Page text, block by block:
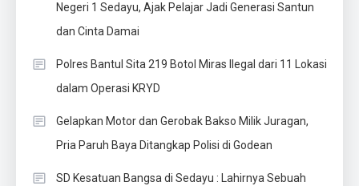
Negeri 1 Sedayu, Ajak Pelajar Jadi Generasi Santun
dan Cinta Damai
Polres Bantul Sita 219 Botol Miras Ilegal dari 11 Lokasi
dalam Operasi KRYD
Gelapkan Motor dan Gerobak Bakso Milik Juragan,
Pria Paruh Baya Ditangkap Polisi di Godean
SD Kesatuan Bangsa di Sedayu : Lahirnya Sebuah